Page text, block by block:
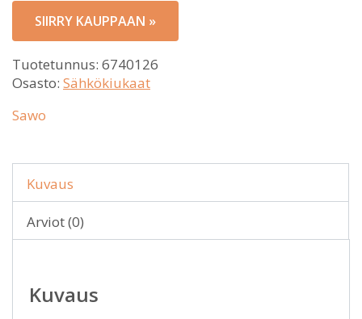
SIIRRY KAUPPAAN »
Tuotetunnus: 6740126
Osasto: Sähkökiukaat
Sawo
Kuvaus
Arviot (0)
Kuvaus